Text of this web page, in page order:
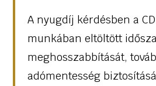
A nyugdíj kérdésben a
munkában eltöltött
meghosszabbítását,
adómentesség